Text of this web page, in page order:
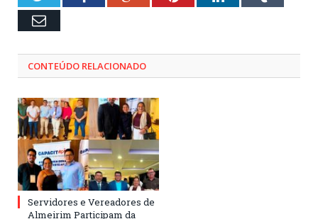
Email
CONTEÚDO RELACIONADO
Servidores e Vereadores de
Almeirim Participam da